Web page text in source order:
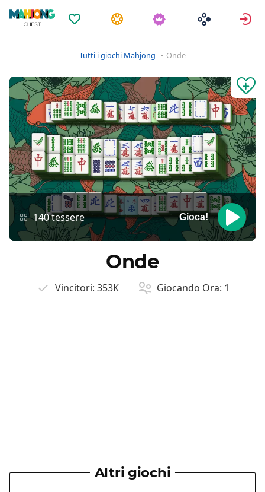
Preferiti Compiti
Tutti i giochi Mahjong Onde
140 tessere Gioca!
Onde
Vincitori: 353K Giocando Ora: 1
Altri giochi